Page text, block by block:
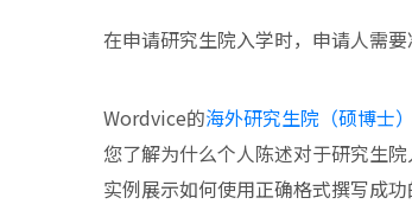
在申请研究生院入学时，申请人需
Wordvice的海外研究生院（硕博士
您了解为什么个人陈述对于研究生
实例展示如何使用正确格式撰写成功